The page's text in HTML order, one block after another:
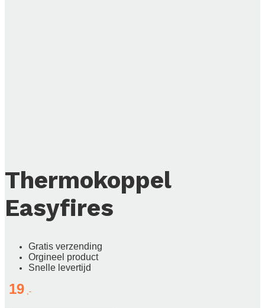
Thermokoppel
Easyfires
Gratis verzending
Orgineel product
Snelle levertijd
19